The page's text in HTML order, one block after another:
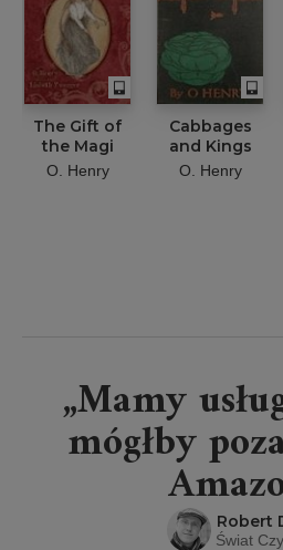
The Gift of
the Magi
O. Henry
Cabbages
and Kings
O. Henry
„Mamy
mógłby
Robert
Świat